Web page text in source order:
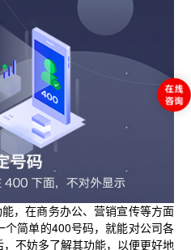
，在商务办公、营销宣传等方面
简单的400号码，就能对公司各
不妨多了解其功能，以便更好地